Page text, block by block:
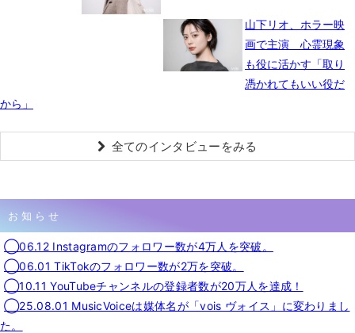
山下リオ、ホラー映
画で主演 心霊現象
も役に活かす「取り
憑かれてもいい役だ
から」
全てのインタビューをみる
お知らせ
◯06.12 Instagramのフォロワー数が4万人を突破。
◯06.01 TikTokのフォロワー数が2万を突破。
◯10.11 YouTubeチャンネルの登録者数が20万人を達成！
◯25.08.01 MusicVoiceは媒体名が「vois ヴォイス」に変わりまし
た。